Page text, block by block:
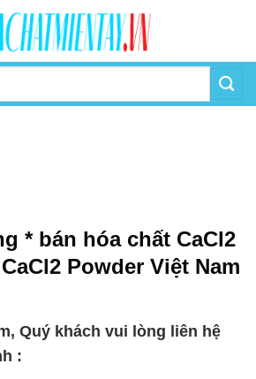
* bán hóa chất CaCl2
Powder Việt Nam
Quý khách vui lòng liên hệ
: